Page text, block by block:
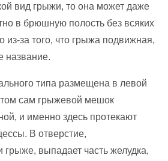
вид грыжи, то она может даже
в брюшную полость без всяких
из-за того, что грыжа подвижная,
название.
типа размещена в левой
сам грыжевой мешок
и именно здесь протекают
В отверстие,
выпадает часть желудка,